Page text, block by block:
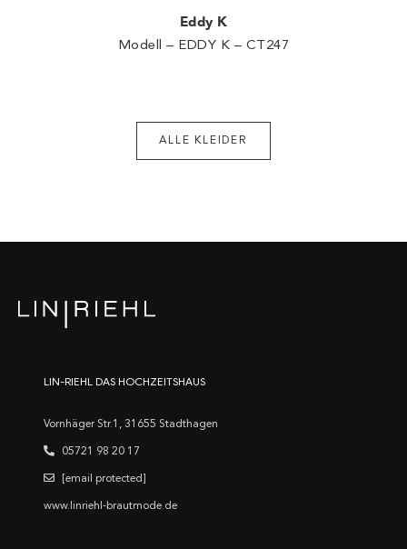
Eddy K
Modell – EDDY K – CT247
ALLE KLEIDER
LIN-RIEHL DAS HOCHZEITSHAUS
Vornhäger Str.1, 31655 Stadthagen
05721 98 20 17
[email protected]
www.linriehl-brautmode.de